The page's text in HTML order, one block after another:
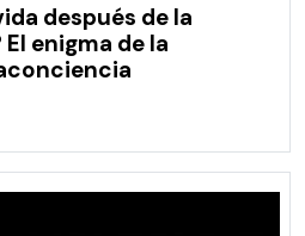
después de la
enigma de la